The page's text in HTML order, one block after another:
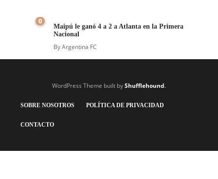
0
Maipú le ganó 4 a 2 a Atlanta en la Primera
Nacional
ByArgentina FC
WordPress Theme built byShufflehound.
SOBRE NOSOTROS POLÍTICA DE PRIVACIDAD
CONTACTO